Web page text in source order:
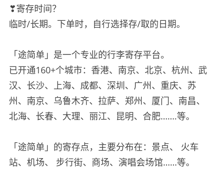
❣寄存时间？
临时/长期。下单时，自行选择存/取的日期。
「途简单」是一个专业的行李寄存平台。
已开通160+个城市：香港、南京、北京、杭州、武
汉、长沙、上海、成都、深圳、广州、重庆、苏
州、南京、乌鲁木齐、拉萨、郑州、厦门、南昌、
北海、长春、大理、丽江、昆明、合肥…….等。
「途简单」的寄存点，主要分布在：景点、 火车
站、机场、 步行街、商场、演唱会场馆……等。